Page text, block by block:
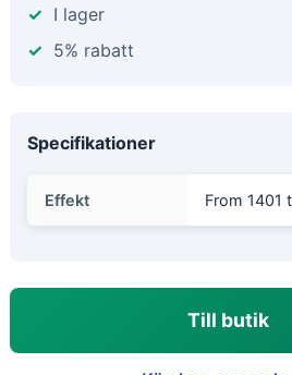
I lager
5% rabatt
Specifikationer
Effekt From 1401
Till butik